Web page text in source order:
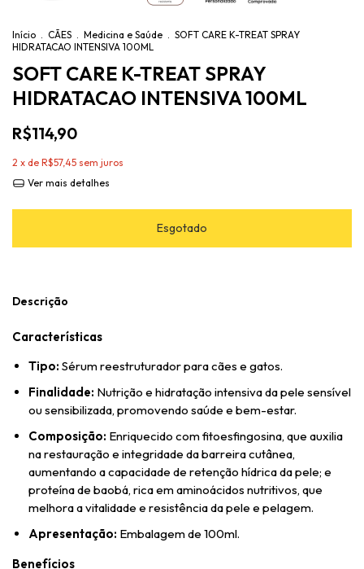
Início . CÃES . Medicina e Saúde . SOFT CARE K-TREAT SPRAY
HIDRATACAO INTENSIVA 100ML
SOFT CARE K-TREAT SPRAY
HIDRATACAO INTENSIVA 100ML
R$114,90
2 x de R$57,45 sem juros
Ver mais detalhes
Descrição
Características
Tipo: Sérum reestruturador para cães e gatos.
Finalidade: Nutrição e hidratação intensiva da pele sensível
ou sensibilizada, promovendo saúde e bem-estar.
Composição: Enriquecido com fitoesfingosina, que auxilia
na restauração e integridade da barreira cutânea,
aumentando a capacidade de retenção hídrica da pele; e
proteína de baobá, rica em aminoácidos nutritivos, que
melhora a vitalidade e resistência da pele e pelagem.
Apresentação: Embalagem de 100ml.
Benefícios